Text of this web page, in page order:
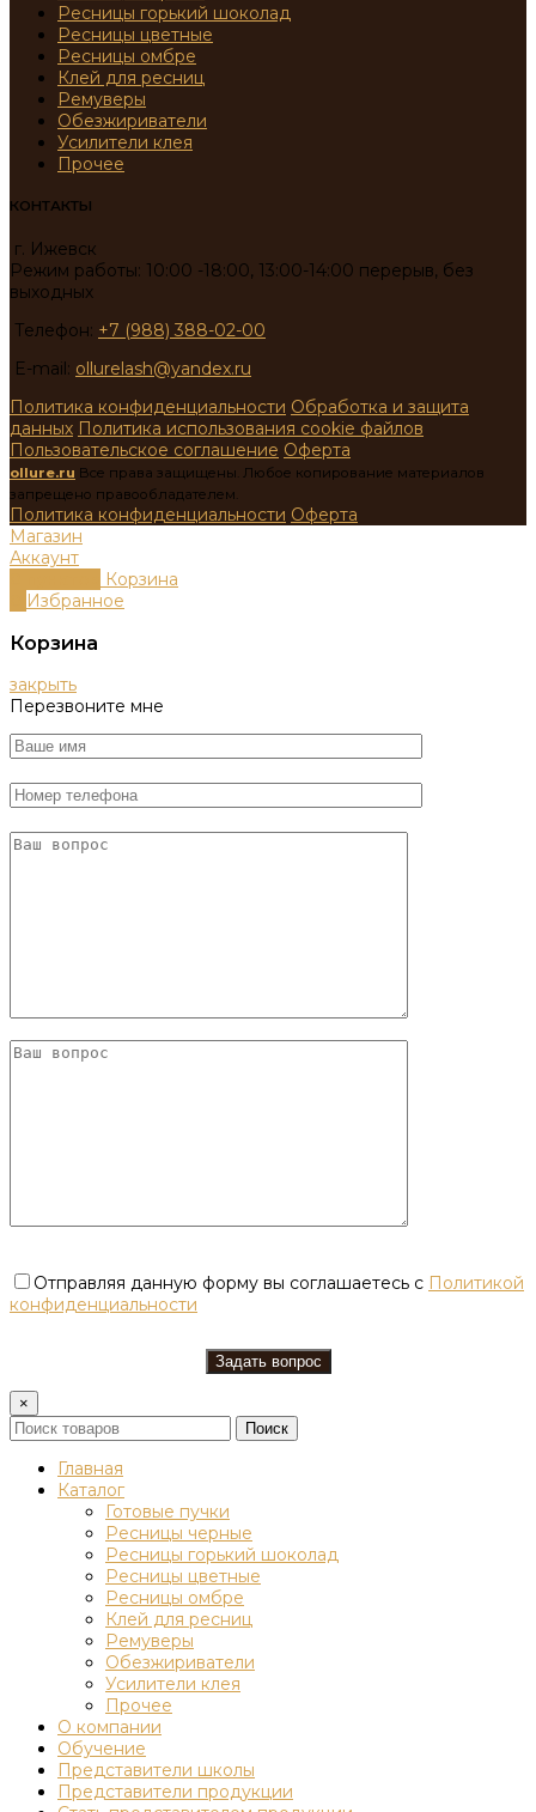
Ресницы горький шоколад
Ресницы цветные
Ресницы омбре
Клей для ресниц
Ремуверы
Обезжириватели
Усилители клея
Прочее
КОНТАКТЫ
г. Ижевск
Режим работы: 10:00 -18:00, 13:00-14:00 перерыв, без
выходных
Телефон: +7 (988) 388-02-00
E-mail: ollurelash@yandex.ru
Политика конфиденциальности Обработка и защита
данных Политика использования cookie файлов
Пользовательское соглашение Оферта
ollure.ru Все права защищены. Любое копирование материалов
запрещено правообладателем.
Политика конфиденциальности Оферта
Магазин
Аккаунт
Корзина
Избранное
Корзина
закрыть
Перезвоните мне
Отправляя данную форму вы соглашаетесь с Политикой
конфиденциальности
×
Поиск
Главная
Каталог
Готовые пучки
Ресницы черные
Ресницы горький шоколад
Ресницы цветные
Ресницы омбре
Клей для ресниц
Ремуверы
Обезжириватели
Усилители клея
Прочее
О компании
Обучение
Представители школы
Представители продукции